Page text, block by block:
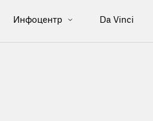
Инфоцентр Da Vinci